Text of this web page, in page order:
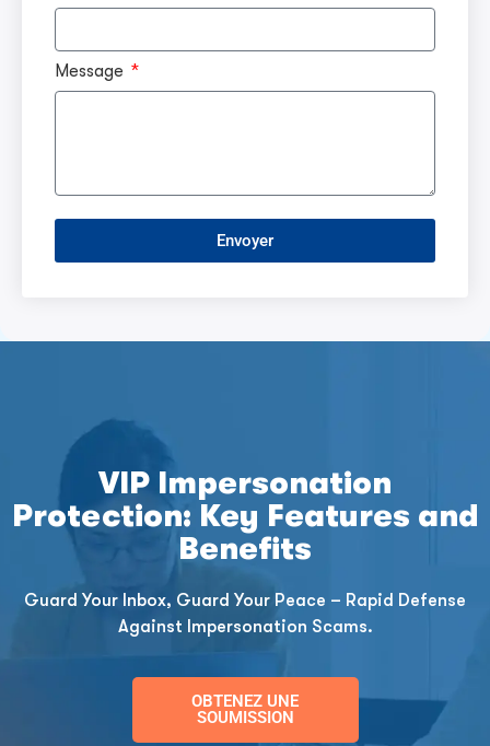
Message
Envoyer
VIP Impersonation
Protection: Key Features and
Benefits
Guard Your Inbox, Guard Your Peace – Rapid Defense
Against Impersonation Scams.
OBTENEZ UNE
SOUMISSION